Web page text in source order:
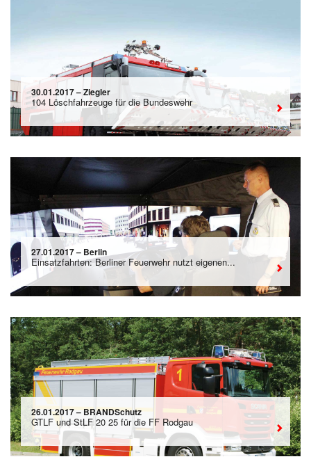
30.01.2017 – Ziegler
104 Löschfahrzeuge für die Bundeswehr
27.01.2017 – Berlin
Einsatzfahrten: Berliner Feuerwehr nutzt eigenen...
26.01.2017 – BRANDSchutz
GTLF und StLF 20 25 für die FF Rodgau